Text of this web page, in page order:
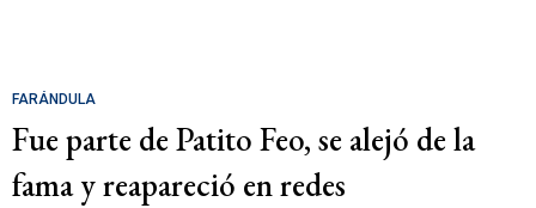
FARÁNDULA
Fue parte de Patito Feo, se alejó de la
fama y reapareció en redes